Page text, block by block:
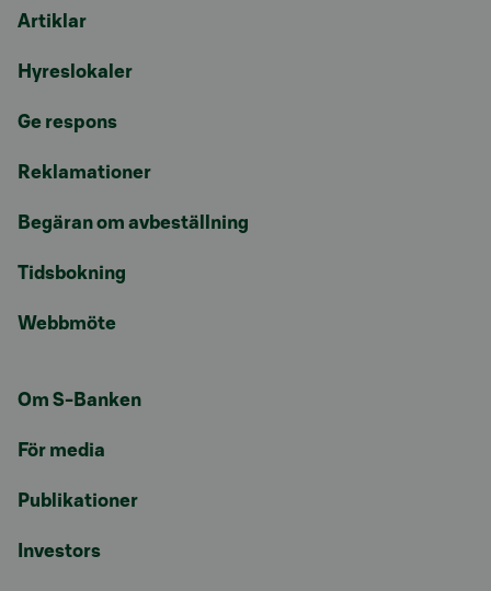
Artiklar
Hyreslokaler
Ge respons
Reklamationer
Begäran om avbeställning
Tidsbokning
Webbmöte
Om S-Banken
För media
Publikationer
Investors